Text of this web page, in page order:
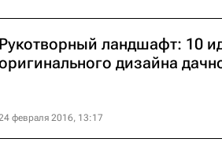
Рукотворный ландшафт: 10
дизайна
февраля 2016, 13:17